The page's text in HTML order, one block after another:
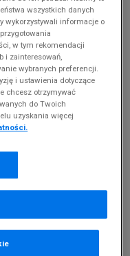
SNEAKER
kolekcji, ubiegłych
wszystkich danych
wykorzystywali informacje o
w tym rekomendacji
i zainteresowań,
wybranych preferencji.
i ustawienia dotyczące
chcesz otrzymywać
do Twoich
uzyskania więcej